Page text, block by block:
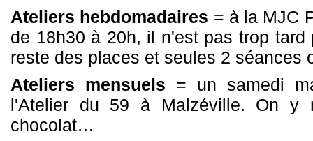
Ateliers hebdomadaires = à la MJC
de 18h30 à 20h, il n'est pas trop tard
reste des places et seules 2 séances
Ateliers mensuels = un samedi
l'Atelier du 59 à Malzéville. On y
chocolat…